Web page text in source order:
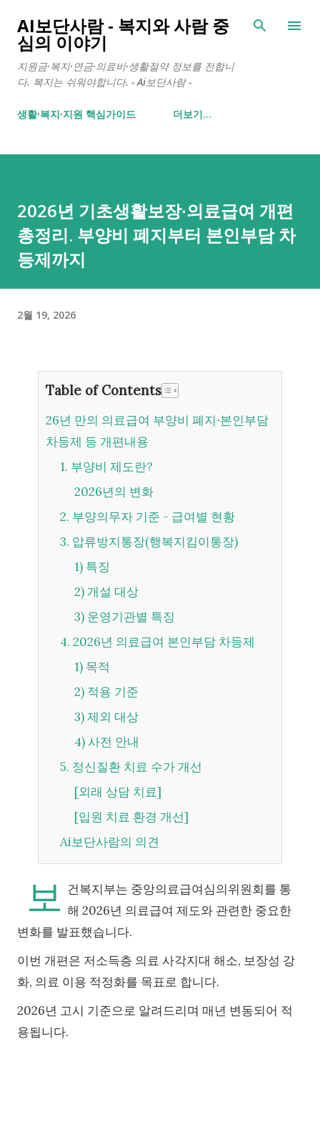
기본 콘텐츠로 건너뛰기
AI보단사람 - 복지와 사람 중
심의 이야기
지원금·복지·연금·의료비·생활절약 정보를 전합니
다. 복지는 쉬워야합니다. - Ai보단사람 -
생활∙복지∙지원 핵심가이드 더보기…
2026년 기초생활보장∙의료급여 개편
총정리. 부양비 폐지부터 본인부담 차
등제까지
2월 19, 2026
Table of Contents
26년 만의 의료급여 부양비 폐지∙본인부담
차등제 등 개편내용
1. 부양비 제도란?
2026년의 변화
2. 부양의무자 기준 - 급여별 현황
3. 압류방지통장(행복지킴이통장)
1) 특징
2) 개설 대상
3) 운영기관별 특징
4. 2026년 의료급여 본인부담 차등제
1) 목적
2) 적용 기준
3) 제외 대상
4) 사전 안내
5. 정신질환 치료 수가 개선
[외래 상담 치료]
[입원 치료 환경 개선]
Ai보단사람의 의견
보 건복지부는 중앙의료급여심의위원회를 통
해 2026년 의료급여 제도와 관련한 중요한
변화를 발표했습니다.
이번 개편은 저소득층 의료 사각지대 해소, 보장성 강
화, 의료 이용 적정화를 목표로 합니다.
2026년 고시 기준으로 알려드리며 매년 변동되어 적
용됩니다.